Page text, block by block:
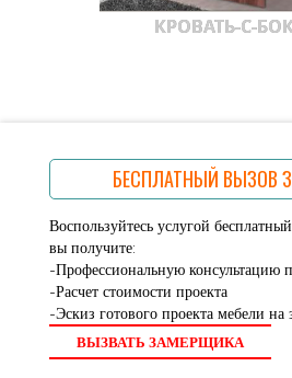
КРОВАТЬ-С-
БЕСПЛАТНЫЙ ВЫЗОВ
Воспользуйтесь услугой
вы получите:
-Профессиональную консультацию
-Расчет стоимости проекта
-Эскиз готового проекта мебели на
ВЫЗВАТЬ ЗАМЕРЩИКА